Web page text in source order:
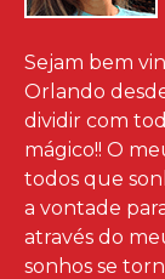
Sejam bem
Orlando
dividir com
mágico!! O
todos que
a vontade
através do
sonhos se